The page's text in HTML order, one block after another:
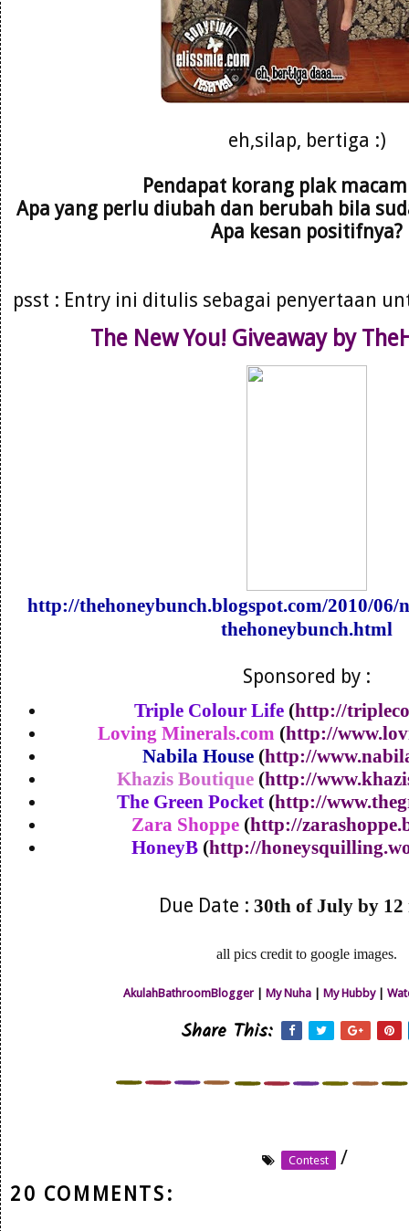
eh,silap, bertiga :)
Pendapat korang plak
Apa yang perlu diubah dan berubah bila
Apa kesan positifnya?
psst : Entry ini ditulis sebagai penyertaan
The New You! Giveaway by
http://thehoneybunch.blogspot.com/2010/06/
thehoneybunch.html
Sponsored by :
Triple Colour Life (http://
Loving Minerals.com (http://
Nabila House (http://
Khazis Boutique(http://
The Green Pocket (http://
Zara Shoppe (http://
HoneyB (http://
Due Date : 30th of July by 12
all pics credit to google images.
AkulahBathroomBlogger My Nuha My Hubby|
Share This:
Contest
/
20 COMMENTS: